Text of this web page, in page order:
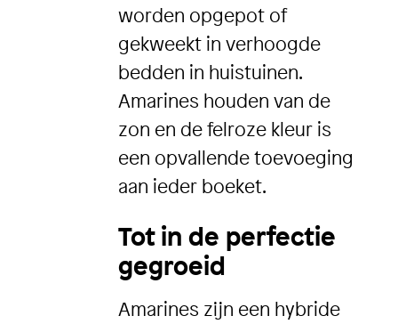
worden opgepot of
gekweekt in verhoogde
bedden in huistuinen.
Amarines houden van de
zon en de felroze kleur is
een opvallende toevoeging
aan ieder boeket.
Tot in de perfectie
gegroeid
Amarines zijn een hybride